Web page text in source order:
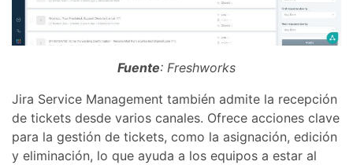
Fuente: Freshworks
Jira Service Management también admite la recepción
de tickets desde varios canales. Ofrece acciones clave
para la gestión de tickets, como la asignación, edición
y eliminación, lo que ayuda a los equipos a estar al